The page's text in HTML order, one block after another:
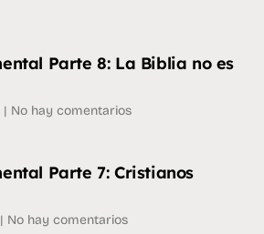
Parte 8: La Biblia no es
No hay comentarios
Parte 7: Cristianos
No hay comentarios